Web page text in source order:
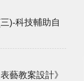
)-科技輔助自
藝教案設計》